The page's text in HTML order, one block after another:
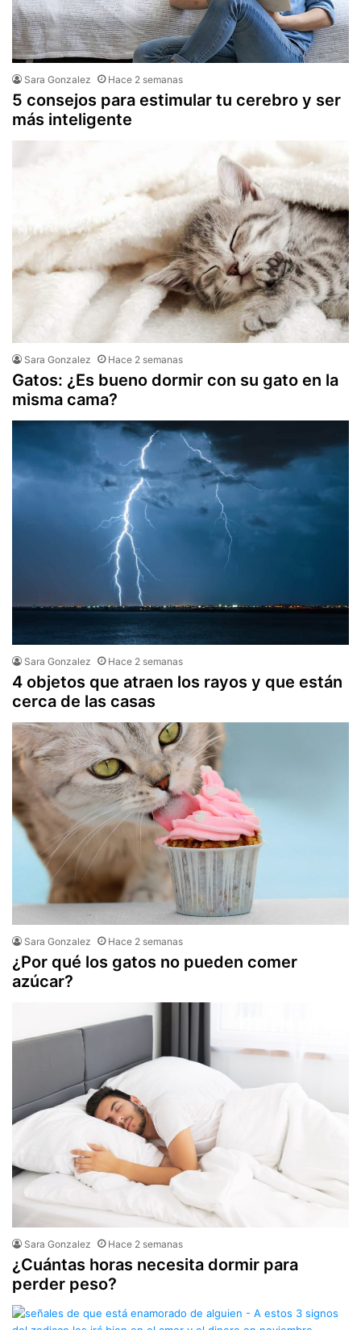
Sara Gonzalez Hace 2 semanas
5 consejos para estimular tu cerebro y ser
más inteligente
Sara Gonzalez Hace 2 semanas
Gatos: ¿Es bueno dormir con su gato en la
misma cama?
Sara Gonzalez Hace 2 semanas
4 objetos que atraen los rayos y que están
cerca de las casas
Sara Gonzalez Hace 2 semanas
¿Por qué los gatos no pueden comer
azúcar?
Sara Gonzalez Hace 2 semanas
¿Cuántas horas necesita dormir para
perder peso?